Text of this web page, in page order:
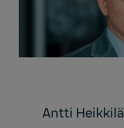
Antti Heikkilä